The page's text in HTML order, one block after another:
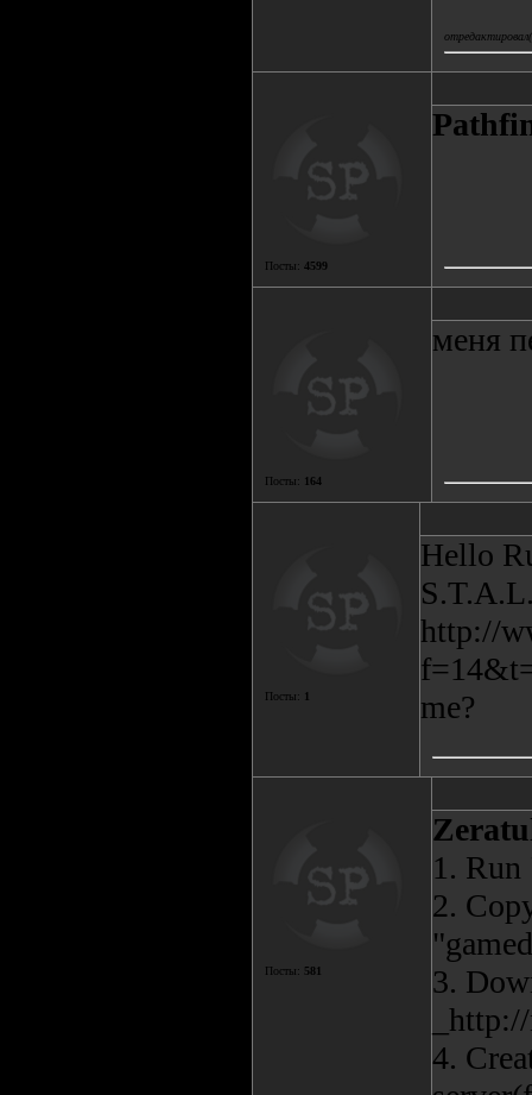
Посты: 4599
Посты: 164
меня
Посты: 1
Hello
http://
me?
Посты: 581
1.
2.
3.
4.